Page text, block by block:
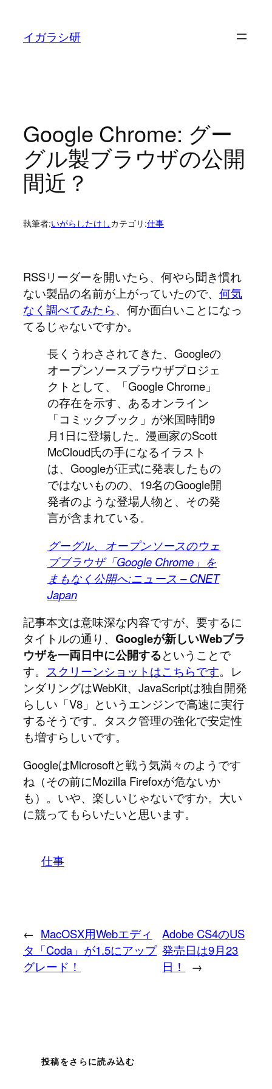
イガラシ研
Google Chrome: グー
グル製ブラウザの公開
間近？
執筆者:いがらしたけしカテゴリ:仕事
RSSリーダーを開いたら、何やら聞き慣れ
ない製品の名前が上がっていたので、 何気
なく調べてみたら、何か面白いことになっ
てるじゃないですか。
長くうわさされてきた、Googleの
オープンソースブラウザプロジェ
クトとして、「Google Chrome」
の存在を示す、あるオンライン
「コミックブック」が米国時間9
月1日に登場した。漫画家のScott
McCloud氏の手になるイラスト
は、Googleが正式に発表したもの
ではないものの、19名のGoogle開
発者のような登場人物と、その発
言が含まれている。
グーグル、オープンソースのウェ
ブブラウザ「Google Chrome」を
まもなく公開へ:ニュース – CNET
Japan
記事本文は意味深な内容ですが、要するに
タイトルの通り、 Googleが新しいWebブラ
ウザを一両日中に公開するということで
す。 スクリーンショットはこちらです。レ
ンダリングはWebKit、JavaScriptは独自開発
らしい「V8」というエンジンで高速に実行
するそうです。タスク管理の強化で安定性
も増すらしいです。
GoogleはMicrosoftと戦う気満々のようです
ね（その前にMozilla Firefoxが危ないか
も）。いや、楽しいじゃないですか。大い
に競ってもらいたいと思います。
仕事
← MacOSX用Webエディ
タ「Coda」が1.5にアップ
グレード！
Adobe CS4のUS
発売日は9月23
日！
→
投稿をさらに読み込む